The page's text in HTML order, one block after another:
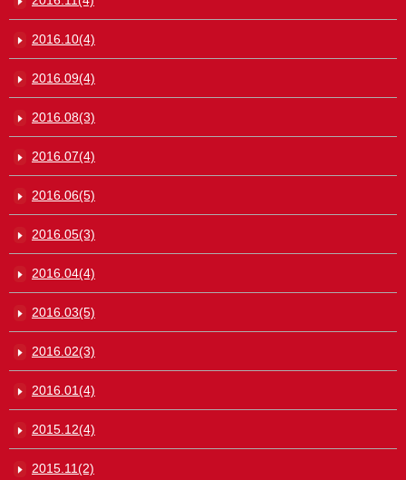
2016.10(4)
2016.09(4)
2016.08(3)
2016.07(4)
2016.06(5)
2016.05(3)
2016.04(4)
2016.03(5)
2016.02(3)
2016.01(4)
2015.12(4)
2015.11(2)